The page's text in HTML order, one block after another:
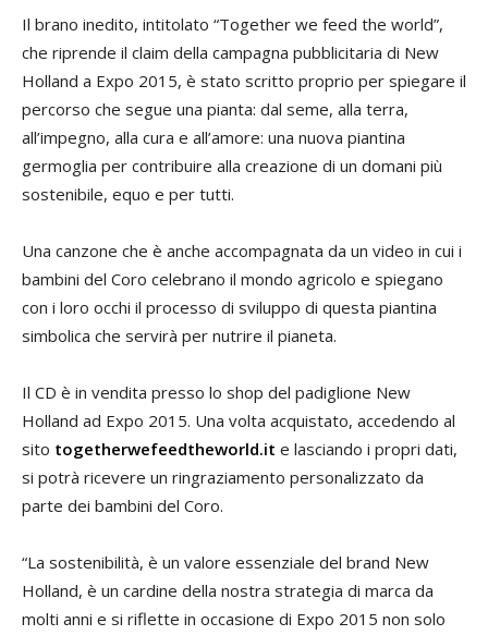
Il brano inedito, intitolato “Together we feed the world”,
che riprende il claim della campagna pubblicitaria di New
Holland a Expo 2015, è stato scritto proprio per spiegare il
percorso che segue una pianta: dal seme, alla terra,
all’impegno, alla cura e all’amore: una nuova piantina
germoglia per contribuire alla creazione di un domani più
sostenibile, equo e per tutti.
Una canzone che è anche accompagnata da un video in cui i
bambini del Coro celebrano il mondo agricolo e spiegano
con i loro occhi il processo di sviluppo di questa piantina
simbolica che servirà per nutrire il pianeta.
Il CD è in vendita presso lo shop del padiglione New
Holland ad Expo 2015. Una volta acquistato, accedendo al
sito togetherwefeedtheworld.it e lasciando i propri dati,
si potrà ricevere un ringraziamento personalizzato da
parte dei bambini del Coro.
“La sostenibilità, è un valore essenziale del brand New
Holland, è un cardine della nostra strategia di marca da
molti anni e si riflette in occasione di Expo 2015 non solo